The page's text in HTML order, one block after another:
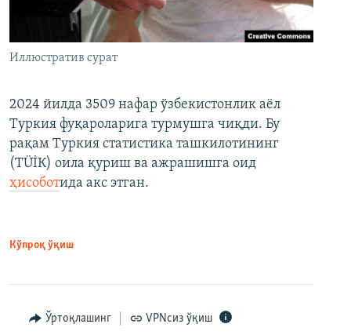
Иллюстратив сурат
2024 йилда 3509 нафар ўзбекистонлик аёл
Туркия фуқароларига турмушга чиқди. Бу
рақам Туркия статистика ташкилотининг
(ТÜİК) оила қуриш ва ажрашишга оид
ҳисоботида акс этган.
Кўпроқ ўқиш
Ўртоқлашинг VPNсиз ўқиш